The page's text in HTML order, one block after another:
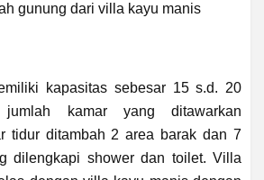
gunung dari villa kayu manis
kapasitas sebesar 15 s.d. 20
kamar yang ditawarkan
tidur ditambah 2 area barak dan 7
dilengkapi shower dan toilet. Villa